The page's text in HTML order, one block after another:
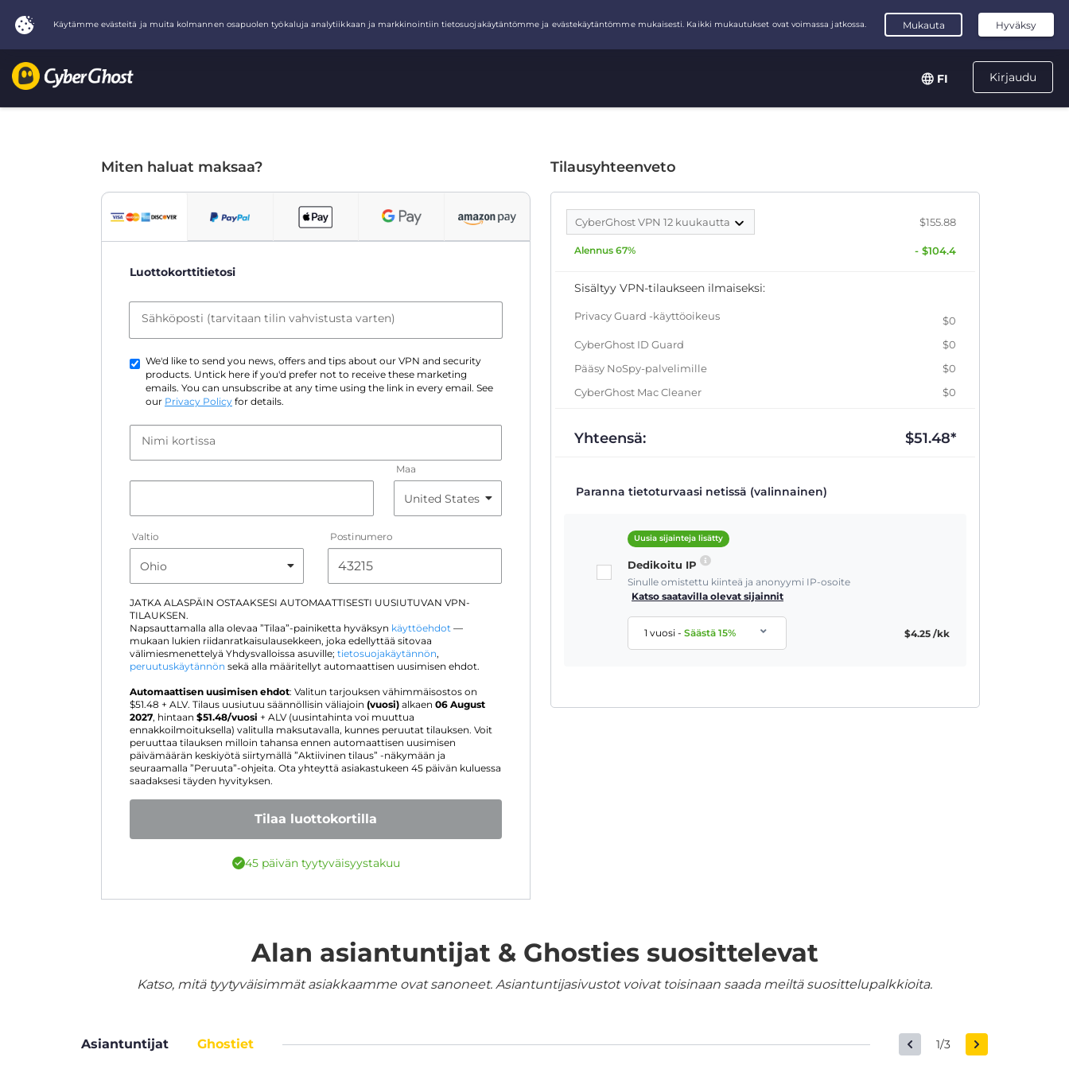
Kirjaudu
FI
Miten haluat maksaa?
Luottokorttitietosi
Sähköposti (tarvitaan tilin vahvistusta varten)
We'd like to send you news, offers and tips about our VPN and security
products. Untick here if you'd prefer not to receive these marketing
emails. You can unsubscribe at any time using the link in every email. See
our Privacy Policy for details.
Nimi kortissa
Maa
Valtio Postinumero
JATKA ALASPÄIN OSTAAKSESI AUTOMAATTISESTI UUSIUTUVAN VPN-
TILAUKSEN.
Napsauttamalla alla olevaa ”Tilaa”-painiketta hyväksyn käyttöehdot —
mukaan lukien riidanratkaisulausekkeen, joka edellyttää sitovaa
välimiesmenettelyä Yhdysvalloissa asuville; tietosuojakäytännön,
peruutuskäytännön sekä alla määritellyt automaattisen uusimisen ehdot.
Automaattisen uusimisen ehdot: Valitun tarjouksen vähimmäisostos on
$51.48 + ALV. Tilaus uusiutuu säännöllisin väliajoin (vuosi) alkaen 06 August
2027, hintaan $51.48/vuosi + ALV (uusintahinta voi muuttua
ennakkoilmoituksella) valitulla maksutavalla, kunnes peruutat tilauksen. Voit
peruuttaa tilauksen milloin tahansa ennen automaattisen uusimisen
päivämäärän keskiyötä siirtymällä ”Aktiivinen tilaus” -näkymään ja
seuraamalla ”Peruuta”-ohjeita. Ota yhteyttä asiakastukeen 45 päivän kuluessa
saadaksesi täyden hyvityksen.
Tilaa luottokortilla
45 päivän tyytyväisyystakuu
Tilausyhteenveto
CyberGhost VPN 12 kuukautta $155.88
Alennus 67% - $104.4
Sisältyy VPN-tilaukseen ilmaiseksi:
Privacy Guard -käyttöoikeus
$0
CyberGhost ID Guard
$0
Pääsy NoSpy-palvelimille
$0
CyberGhost Mac Cleaner
$0
Yhteensä: $51.48*
Paranna tietoturvaasi netissä (valinnainen)
Uusia sijainteja lisätty
Dedikoitu IP
Sinulle omistettu kiinteä ja anonyymi IP-osoite
Katso saatavilla olevat sijainnit
1 vuosi-Säästä15% $4.25 /kk
Alan asiantuntijat & Ghosties suosittelevat
Katso, mitä tyytyväisimmät asiakkaamme ovat sanoneet. Asiantuntijasivustot voivat toisinaan saada meiltä suosittelupalkkioita.
Asiantuntijat Ghostiet 1/3